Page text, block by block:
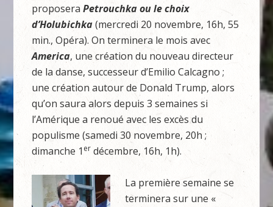
proposeraPetrouchka ou le choix
d’Holubichka(mercredi 20 novembre, 16h, 55
min., Opéra). On terminera le mois avec
America, une création du nouveau directeur
de la danse, successeur d’Emilio Calcagno ;
une création autour de Donald Trump, alors
qu’on saura alors depuis 3 semaines si
l’Amérique a renoué avec les excès du
populisme (samedi 30 novembre, 20h ;
dimanche 1 er décembre, 16h, 1h).
La première semaine se
terminera sur une «